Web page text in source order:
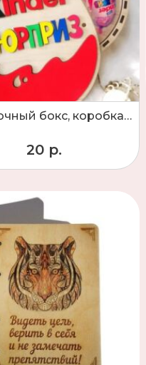
Подарочный бокс, коробка, упаковка что подарить детям оригинальный подарок
20 р.